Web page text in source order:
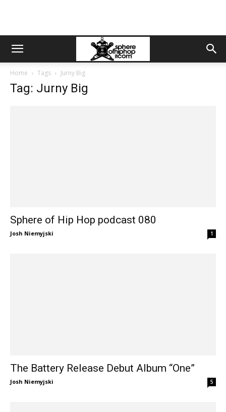
Home Tags Jurny Big
Tag: Jurny Big
Sphere of Hip Hop podcast 080
Josh Niemyjski 1
The Battery Release Debut Album “One”
Josh Niemyjski 5